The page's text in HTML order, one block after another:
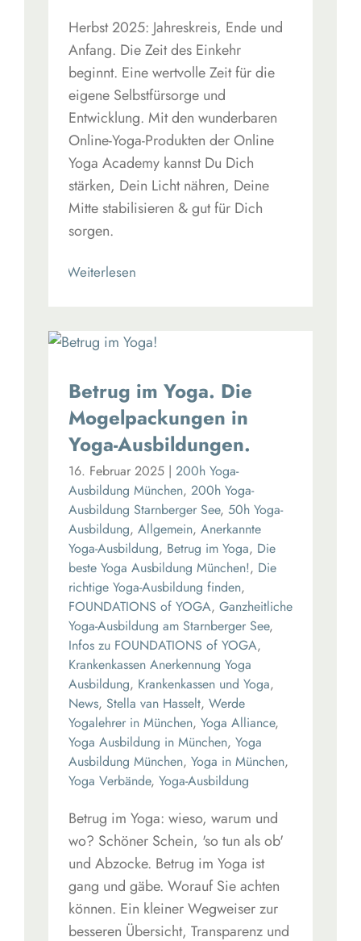
Herbst 2025: Jahreskreis, Ende und
Anfang. Die Zeit des Einkehr
beginnt. Eine wertvolle Zeit für die
eigene Selbstfürsorge und
Entwicklung. Mit den wunderbaren
Online-Yoga-Produkten der Online
Yoga Academy kannst Du Dich
stärken, Dein Licht nähren, Deine
Mitte stabilisieren & gut für Dich
sorgen.
Read More
Betrug im Yoga. Die
Mogelpackungen in
Yoga-Ausbildungen.
16. Februar 2025 | 200h Yoga-
Ausbildung München, 200h Yoga-
Ausbildung Starnberger See, 50h Yoga-
Ausbildung, Allgemein, Anerkannte
Yoga-Ausbildung, Betrug im Yoga, Die
beste Yoga Ausbildung München!, Die
richtige Yoga-Ausbildung finden,
FOUNDATIONS of YOGA, Ganzheitliche
Yoga-Ausbildung am Starnberger See,
Infos zu FOUNDATIONS of YOGA,
Krankenkassen Anerkennung Yoga
Ausbildung, Krankenkassen und Yoga,
News, Stella van Hasselt, Werde
Yogalehrer in München, Yoga Alliance,
Yoga Ausbildung in München, Yoga
Ausbildung München, Yoga in München,
Yoga Verbände, Yoga-Ausbildung
Betrug im Yoga: wieso, warum und
wo? Schöner Schein, 'so tun als ob'
und Abzocke. Betrug im Yoga ist
gang und gäbe. Worauf Sie achten
können. Ein kleiner Wegweiser zur
besseren Übersicht, Transparenz und